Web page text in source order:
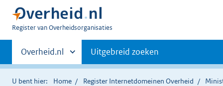
U
Register van Overheidsorganisaties
Primaire
navigatie
Andere
sites
binnen
Overheid.nl Uitgebreid zoeken
U bent hier: Home Register Internetdomeinen Overheid